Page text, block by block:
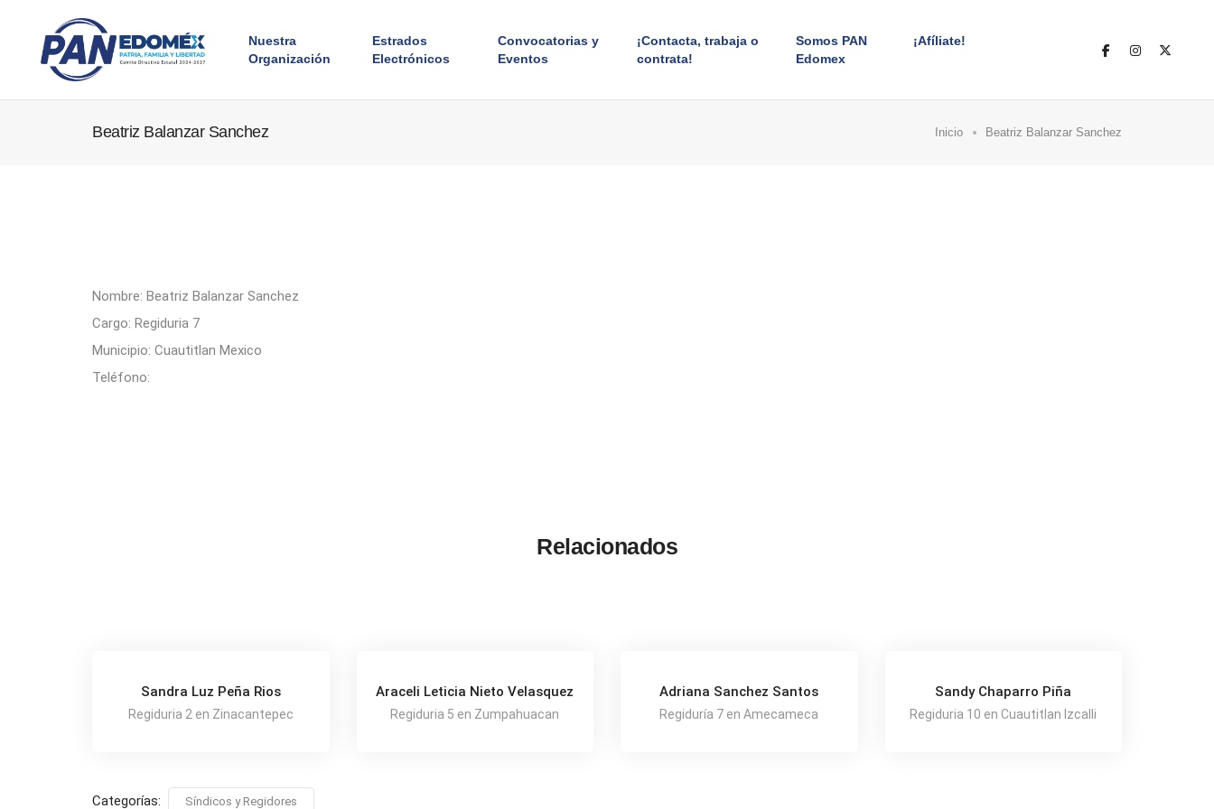
Nuestra
Organización
Estrados
Electrónicos
Convocatorias y
Eventos
¡Contacta, trabaja o
contrata!
Somos PAN
Edomex
¡Afíliate!
Beatriz Balanzar Sanchez Inicio Beatriz Balanzar Sanchez
Nombre: Beatriz Balanzar Sanchez
Cargo: Regiduria 7
Municipio: Cuautitlan Mexico
Teléfono:
Relacionados
Sandra Luz Peña Rios
Regiduria 2 en Zinacantepec
Araceli Leticia Nieto Velasquez
Regiduria 5 en Zumpahuacan
Adriana Sanchez Santos
Regiduría 7 en Amecameca
Sandy Chaparro Piña
Regiduria 10 en Cuautitlan Izcalli
Categorías: Síndicos y Regidores